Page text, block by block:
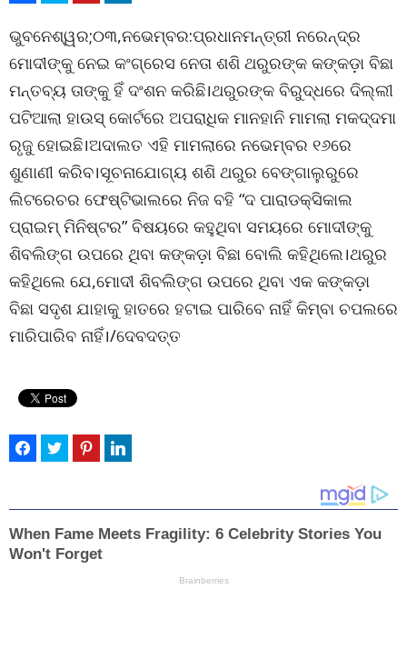
ଭୁବନେଶ୍ୱର;୦୩,ନଭେମ୍ବର:ପ୍ରଧାନମନ୍ତ୍ରୀ ନରେନ୍ଦ୍ର
ମୋଦୀଙ୍କୁ ନେଇ କଂଗ୍ରେସ ନେତା ଶଶି ଥରୁରଙ୍କ କଙ୍କଡ଼ା ବିଛା
ମନ୍ତବ୍ୟ ତାଙ୍କୁ ହିଁ ଦଂଶନ କରିଛି।ଥରୁରଙ୍କ ବିରୁଦ୍ଧରେ ଦିଲ୍ଲୀ
ପଟିଆଲା ହାଉସ୍ କୋର୍ଟରେ ଅପରାଧିକ ମାନହାନି ମାମଲା ମକଦ୍ଦମା
ରୃଜୁ ହୋଇଛି।ଅଦାଲତ ଏହି ମାମଲାରେ ନଭେମ୍ବର ୧୬ରେ
ଶୁଣାଣୀ କରିବ।ସୂଚନାଯୋଗ୍ୟ ଶଶି ଥରୁର ବେଙ୍ଗାଲୁରୁରେ
ଲିଟରେଚର ଫେଷ୍ଟିଭାଲରେ ନିଜ ବହି “ଦ ପାରାଡକ୍ସିକାଲ
ପ୍ରାଇମ୍ ମିନିଷ୍ଟର” ବିଷୟରେ କହୁଥିବା ସମୟରେ ମୋଦୀଙ୍କୁ
ଶିବଲିଙ୍ଗ ଉପରେ ଥିବା କଙ୍କଡ଼ା ବିଛା ବୋଲି କହିଥିଲେ।ଥରୁର
କହିଥିଲେ ଯେ,ମୋଦୀ ଶିବଲିଙ୍ଗ ଉପରେ ଥିବା ଏକ କଙ୍କଡ଼ା
ବିଛା ସଦୃଶ ଯାହାକୁ ହାତରେ ହଟାଇ ପାରିବେ ନାହିଁ କିମ୍ବା ଚପଲରେ
ମାରିପାରିବ ନାହିଁ।/ଦେବଦତ୍ତ